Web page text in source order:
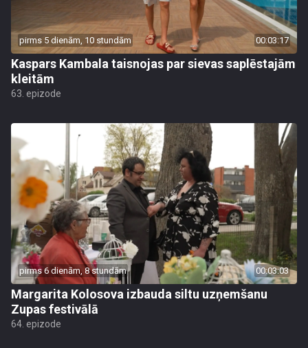
pirms 5 dienām, 10 stundām 00:03:17
Kaspars Kambala taisnojas par sievas saplēstajām
kleitām
63. epizode
pirms 6 dienām, 8 stundām 00:03:03
Margarita Kolosova izbauda siltu uzņemšanu
Zupas festivālā
64. epizode